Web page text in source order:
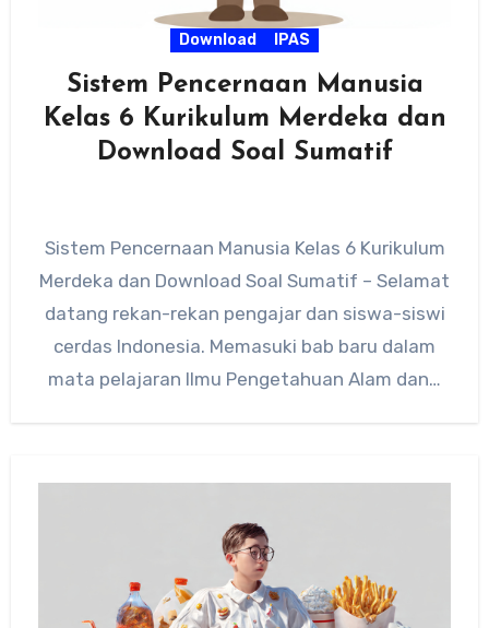
Download IPAS
Sistem Pencernaan Manusia
Kelas 6 Kurikulum Merdeka dan
Download Soal Sumatif
Sistem Pencernaan Manusia Kelas 6 Kurikulum
Merdeka dan Download Soal Sumatif – Selamat
datang rekan-rekan pengajar dan siswa-siswi
cerdas Indonesia. Memasuki bab baru dalam
mata pelajaran Ilmu Pengetahuan Alam dan…